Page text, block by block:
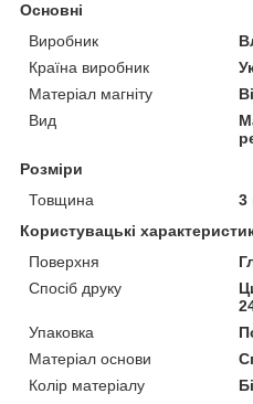
Основні
Виробник
Країна виробник
Матеріал магніту
Вид
Розміри
Товщина
3
Користувацькі
Поверхня
Спосіб друку
Упаковка
Матеріал основи
Колір матеріалу